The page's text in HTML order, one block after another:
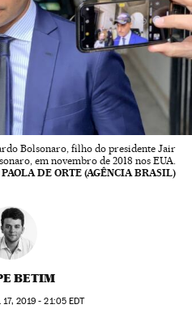
Bolsonaro, filho do presidente Jair
em novembro de 2018 nos EUA.
PAOLA DE ORTE (AGÊNCIA BRASIL)
BETIM
17, 2019 - 21:05EDT